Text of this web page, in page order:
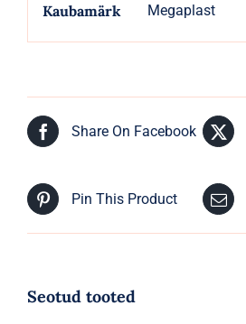
Kaubamärk Megaplast
Share On Facebook
Pin This Product
Seotud tooted